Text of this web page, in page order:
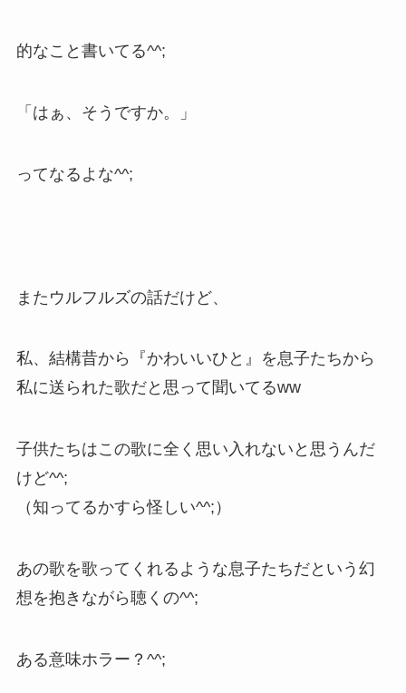
的なこと書いてる^^;
「はぁ、そうですか。」
ってなるよな^^;
またウルフルズの話だけど、
私、結構昔から『かわいいひと』を息子たちから
私に送られた歌だと思って聞いてるww
子供たちはこの歌に全く思い入れないと思うんだ
けど^^;
（知ってるかすら怪しい^^;）
あの歌を歌ってくれるような息子たちだという幻
想を抱きながら聴くの^^;
ある意味ホラー？^^;